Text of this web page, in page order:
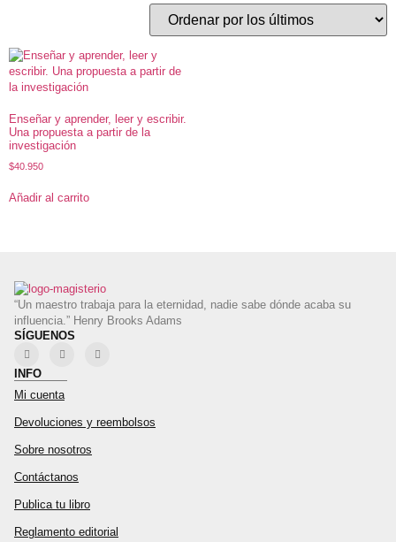
Enseñar y aprender, leer y escribir.
Una propuesta a partir de la
investigación
$40.950
Añadir al carrito
“Un maestro trabaja para la eternidad, nadie sabe dónde acaba su
influencia.” Henry Brooks Adams
SÍGUENOS
INFO
Mi cuenta
Devoluciones y reembolsos
Sobre nosotros
Contáctanos
Publica tu libro
Reglamento editorial